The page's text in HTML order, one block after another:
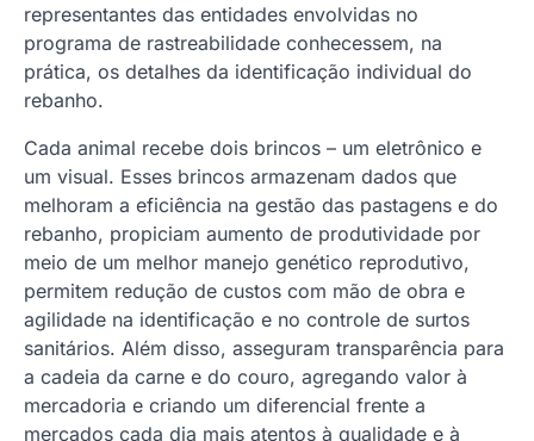
representantes das entidades envolvidas no
programa de rastreabilidade conhecessem, na
prática, os detalhes da identificação individual do
rebanho.
Cada animal recebe dois brincos – um eletrônico e
um visual. Esses brincos armazenam dados que
melhoram a eficiência na gestão das pastagens e do
rebanho, propiciam aumento de produtividade por
meio de um melhor manejo genético reprodutivo,
permitem redução de custos com mão de obra e
agilidade na identificação e no controle de surtos
sanitários. Além disso, asseguram transparência para
a cadeia da carne e do couro, agregando valor à
mercadoria e criando um diferencial frente a
mercados cada dia mais atentos à qualidade e à